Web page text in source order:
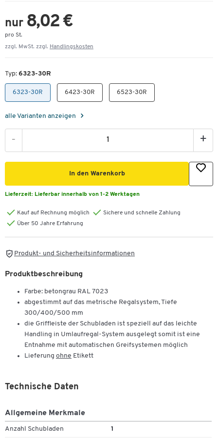
nur 8,02 €
pro St.
zzgl. MwSt. zzgl. Handlingskosten
Typ: 6323-30R
6323-30R 6423-30R 6523-30R
alle Varianten anzeigen
- +
In den Warenkorb
Lieferzeit: Lieferbar innerhalb von 1-2 Werktagen
Kauf auf Rechnung möglich
Sichere und schnelle Zahlung
Über 50 Jahre Erfahrung
Produkt- und Sicherheitsinformationen
Produktbeschreibung
Farbe: betongrau RAL 7023
abgestimmt auf das metrische Regalsystem, Tiefe
300/400/500 mm
die Griffleiste der Schubladen ist speziell auf das leichte
Handling in Umlaufregal-System ausgelegt somit ist eine
Entnahme mit automatischen Greifsystemen möglich
Lieferung ohne Etikett
Technische Daten
Allgemeine Merkmale
Anzahl Schubladen 1